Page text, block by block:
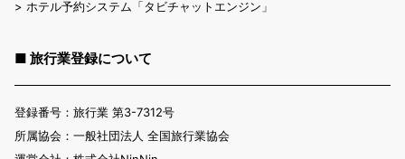
> ホテル予約システム「タビチャットエンジン」
■ 旅行業登録について
登録番号：旅行業 第3-7312号
所属協会：一般社団法人 全国旅行業協会